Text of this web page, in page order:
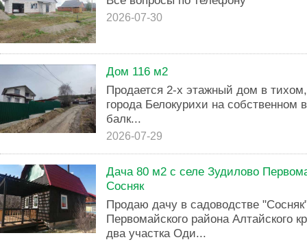
2026-07-30
Дом 116 м2
Продается 2-х этажный дом в
города Белокурихи на собственном
балк...
2026-07-29
Дача 80 м2 с селе Зудилово
Сосняк
Продаю дачу в садоводстве
Первомайского района Алтайского
два участка Оди...